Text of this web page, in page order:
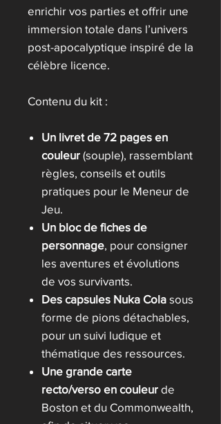
enrichir vos parties et offrir une
immersion totale dans l’univers
post-apocalyptique inspiré de la
célèbre licence.
Contenu du kit :
Un livret de 72 pages en
couleur (souple), rassemblant
règles, conseils et outils
pratiques pour le Meneur de
Jeu.
Un bloc de fiches de
personnage , pour consigner
les aventures et évolutions
de vos survivants.
Des capsules Nuka Cola sous
forme de pions détachables,
pour un suivi ludique et
thématique des ressources.
Une grande carte
recto/verso en couleur de
Boston et du Commonwealth,